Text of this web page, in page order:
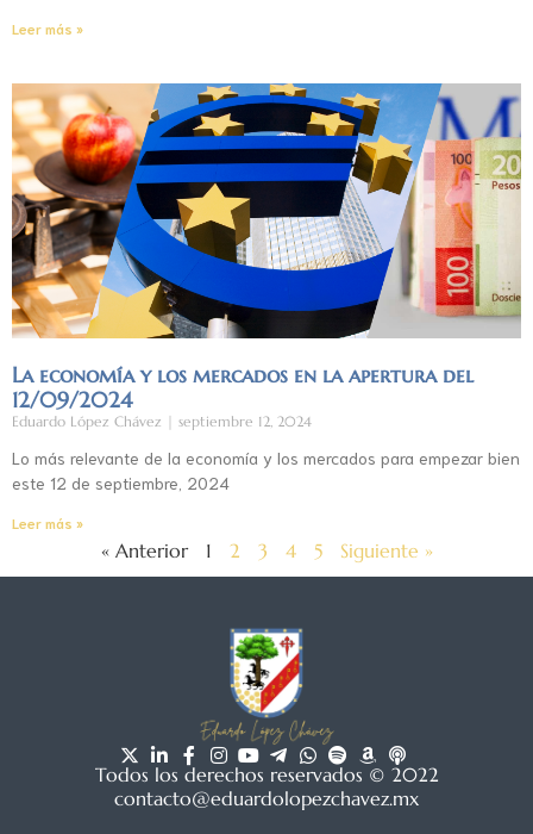
Leer más »
La economía y los mercados en la apertura del
12/09/2024
Eduardo López Chávez septiembre 12, 2024
Lo más relevante de la economía y los mercados para empezar bien
este 12 de septiembre, 2024
Leer más »
« Anterior 1 2 3 4 5 Siguiente »
Todos los derechos reservados © 2022
contacto@eduardolopezchavez.mx